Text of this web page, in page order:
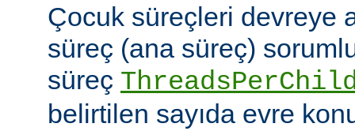
Çocuk süreçleri devreye
süreç (ana süreç)
süreç
belirtilen sayıda evre